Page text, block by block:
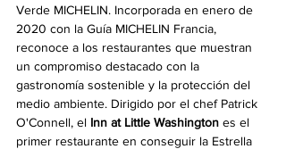
Verde MICHELIN. Incorporada en enero de
2020 con la Guía MICHELIN Francia,
reconoce a los restaurantes que muestran
un compromiso destacado con la
gastronomía sostenible y la protección del
medio ambiente. Dirigido por el chef Patrick
O'Connell, el Inn at Little Washington es el
primer restaurante en conseguir la Estrella